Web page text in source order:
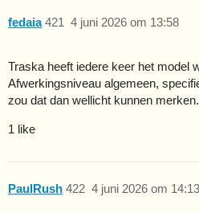
fedaia 4 juni 2026 om 13:58
421
Traska heeft iedere keer het model
Afwerkingsniveau algemeen,
zou dat dan wellicht kunnen
1 like
PaulRush 4 juni 2026 om 14:13
422